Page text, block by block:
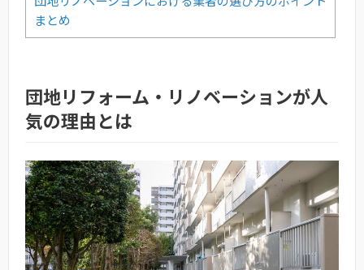
まとめ
団地リフォーム・リノベーションが人
気の理由とは